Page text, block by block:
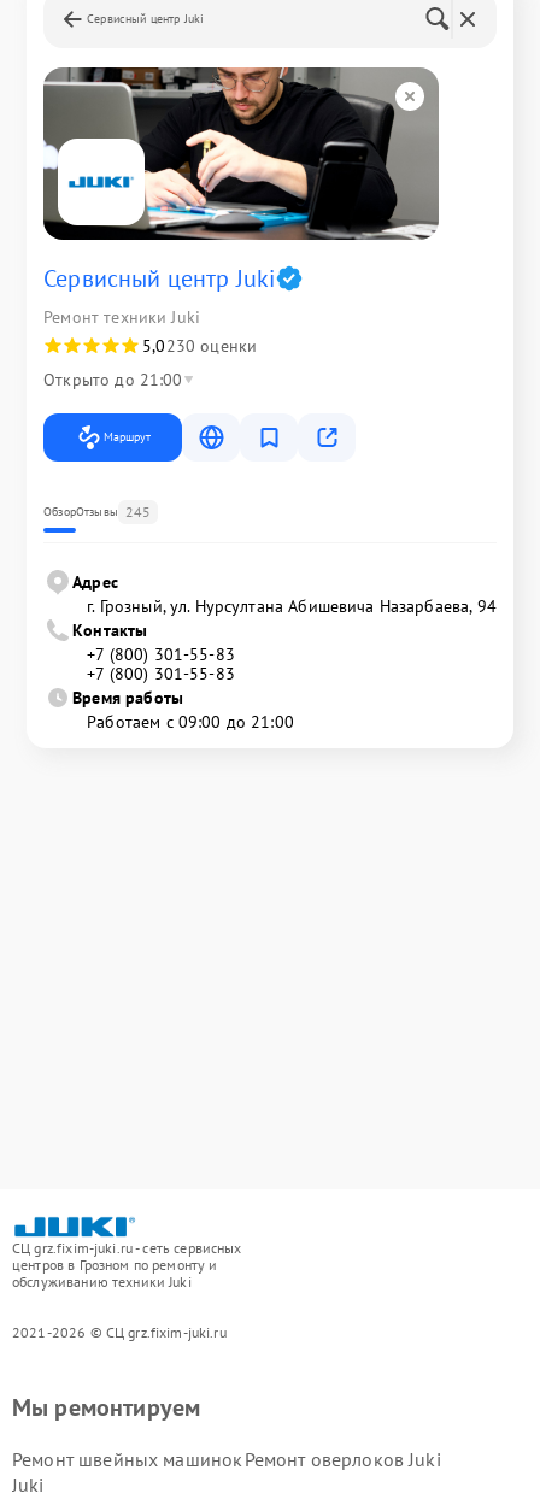
Сервисный центр Juki
Сервисный центр Juki
Ремонт техники Juki
5,0230 оценки
Открыто до 21:00
Маршрут
ОбзорОтзывы 245
Адрес
г. Грозный, ул. Нурсултана Абишевича Назарбаева, 94
Контакты
+7 (800) 301-55-83
+7 (800) 301-55-83
Время работы
Работаем с 09:00 до 21:00
СЦ grz.fixim-juki.ru - сеть сервисных
центров в Грозном по ремонту и
обслуживанию техники Juki
2021-2026 © СЦ grz.fixim-juki.ru
Мы ремонтируем
Ремонт швейных машинок
Juki
Ремонт оверлоков Juki